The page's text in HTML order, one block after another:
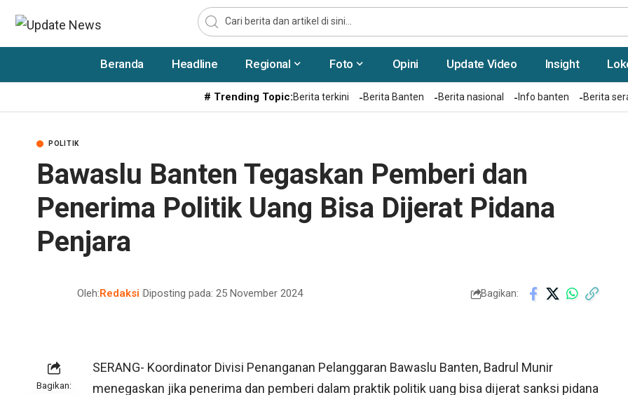
Beranda Headline Regional Foto Opini Update Video Insight
# Trending Topic:Berita terkini Berita Banten Berita nasional Info banten Berita
POLITIK
Bawaslu Banten Tegaskan Pemberi dan
Penerima Politik Uang Bisa Dijerat Pidana
Penjara
Oleh:Redaksi Diposting pada: 25 November 2024 Bagikan:
Bagikan:
SERANG- Koordinator Divisi Penanganan Pelanggaran Bawaslu Banten, Badrul Munir
menegaskan jika penerima dan pemberi dalam praktik politik uang bisa dijerat sanksi pidana